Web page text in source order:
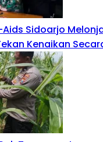
Sidoarjo
Kenaikan